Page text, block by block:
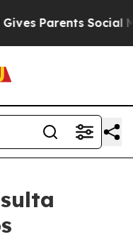
Parents Social